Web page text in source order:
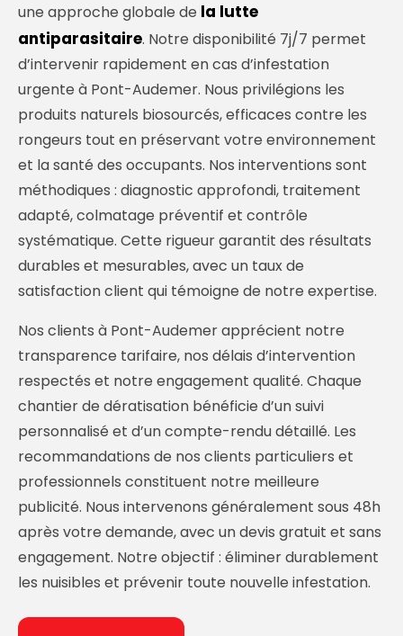
une approche globale de la lutte
antiparasitaire. Notre disponibilité 7j/7 permet
d’intervenir rapidement en cas d’infestation
urgente à Pont-Audemer. Nous privilégions les
produits naturels biosourcés, efficaces contre les
rongeurs tout en préservant votre environnement
et la santé des occupants. Nos interventions sont
méthodiques : diagnostic approfondi, traitement
adapté, colmatage préventif et contrôle
systématique. Cette rigueur garantit des résultats
durables et mesurables, avec un taux de
satisfaction client qui témoigne de notre expertise.
Nos clients à Pont-Audemer apprécient notre
transparence tarifaire, nos délais d’intervention
respectés et notre engagement qualité. Chaque
chantier de dératisation bénéficie d’un suivi
personnalisé et d’un compte-rendu détaillé. Les
recommandations de nos clients particuliers et
professionnels constituent notre meilleure
publicité. Nous intervenons généralement sous 48h
après votre demande, avec un devis gratuit et sans
engagement. Notre objectif : éliminer durablement
les nuisibles et prévenir toute nouvelle infestation.